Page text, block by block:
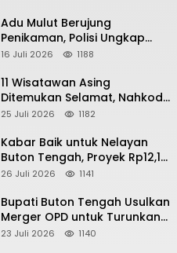
Adu Mulut Berujung
Penikaman, Polisi Ungkap
Kronologi di Pasar Marisa
16 Juli 2026 1188
11 Wisatawan Asing
Ditemukan Selamat, Nahkoda
Speedboat Masih Hilang
25 Juli 2026 1182
Kabar Baik untuk Nelayan
Buton Tengah, Proyek Rp12,1
Miliar Akhirnya Dimulai
26 Juli 2026 1141
Bupati Buton Tengah Usulkan
Merger OPD untuk Turunkan
Belanja Pegawai APBD
23 Juli 2026 1140